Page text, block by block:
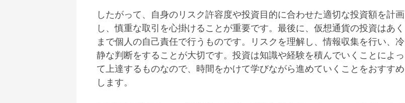
したがって、自身のリスク許容度や投資目的に合わせた適切な投資額を計画
し、慎重な取引を心掛けることが重要です。最後に、仮想通貨の投資はあく
まで個人の自己責任で行うものです。リスクを理解し、情報収集を行い、冷
静な判断をすることが大切です。投資は知識や経験を積んでいくことによっ
て上達するものなので、時間をかけて学びながら進めていくことをおすすめ
します。